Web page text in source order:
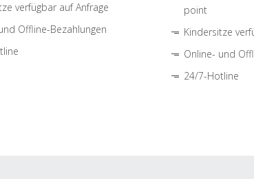
verfügbar auf Anfrage
Offline-Bezahlungen
point
Kindersitze
Online- und
24/7-Hotline